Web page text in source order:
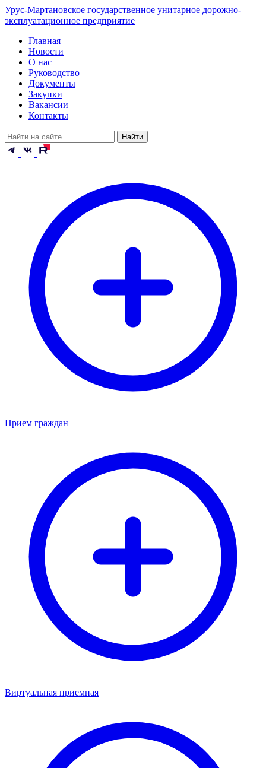
Урус-Мартановское государственное унитарное дорожно-
эксплуатационное предприятие
Главная
Новости
О нас
Руководство
Документы
Закупки
Вакансии
Контакты
Найти
Прием граждан
Виртуальная приемная